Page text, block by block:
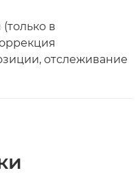
в
отслеживание